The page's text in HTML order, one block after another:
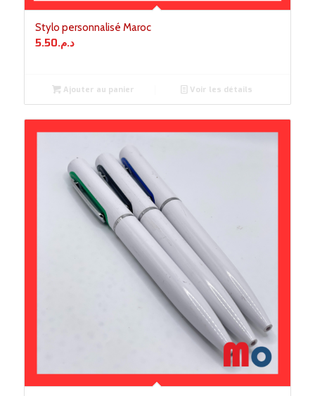
Stylo personnalisé Maroc
د.م.5.50
Ajouter au panier Voir les détails